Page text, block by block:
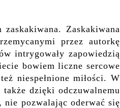
Zaskakiwana
przez autorkę
intrygowały zapowiedzią
bowiem liczne sercowe
niespełnione miłości. W
dzięki odczuwalnemu
pozwalając oderwać się